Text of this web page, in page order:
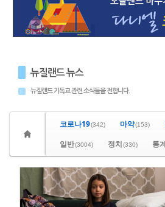
뉴질랜드 뉴스
뉴질랜드 기독교 관련 소식들을 전합니다.
코로나19(342) 마약(153)
일반(3004) 정치(330) 통